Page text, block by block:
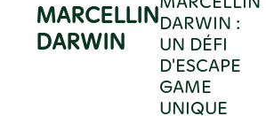
MARCELLIN
DARWIN
DARWIN :
UN DÉFI
D'ESCAPE
GAME
UNIQUE